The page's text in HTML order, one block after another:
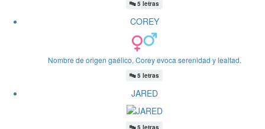
🔤5 letras
COREY
Nombre de origen gaélico, Corey evoca serenidad y lealtad.
🔤5 letras
JARED
🔤5 letras